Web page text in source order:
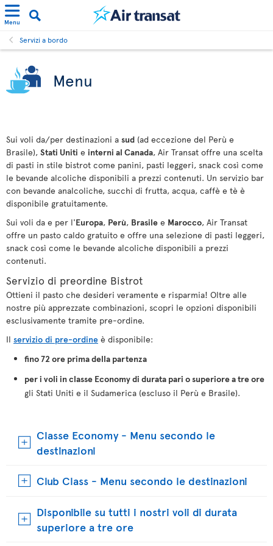
Menu
Servizi a bordo
Menu
Sui voli da/per destinazioni a sud (ad eccezione del Perù e
Brasile), Stati Uniti e interni al Canada, Air Transat offre una scelta
di pasti in stile bistrot come panini, pasti leggeri, snack così come
le bevande alcoliche disponibili a prezzi contenuti. Un servizio bar
con bevande analcoliche, succhi di frutta, acqua, caffè e tè è
disponibile gratuitamente.
Sui voli da e per l'Europa, Perù, Brasile e Marocco, Air Transat
offre un pasto caldo gratuito e offre una selezione di pasti leggeri,
snack così come le bevande alcoliche disponibili a prezzi
contenuti.
Servizio di preordine Bistrot
Ottieni il pasto che desideri veramente e risparmia! Oltre alle
nostre più apprezzate combinazioni, scopri le opzioni disponibili
esclusivamente tramite pre-ordine.
Il servizio di pre-ordine è disponibile:
fino 72 ore prima della partenza
per i voli in classe Economy di durata pari o superiore a tre ore
gli Stati Uniti e il Sudamerica (escluso il Perù e Brasile).
Classe Economy - Menu secondo le
destinazioni
Club Class - Menu secondo le destinazioni
Disponibile su tutti i nostri voli di durata
superiore a tre ore